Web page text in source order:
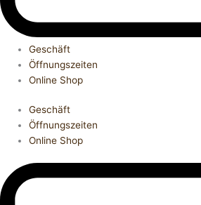
Geschäft
Öffnungszeiten
Online Shop
Geschäft
Öffnungszeiten
Online Shop